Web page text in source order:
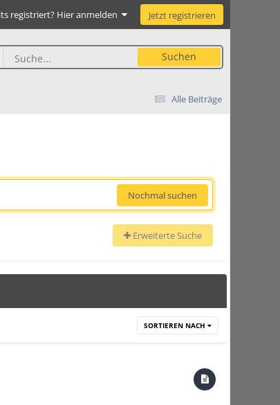
registriert? Hier anmelden Jetzt registrieren
Suchen
Alle Beiträge
Nochmal suchen
Erweiterte Suche
SORTIEREN NACH